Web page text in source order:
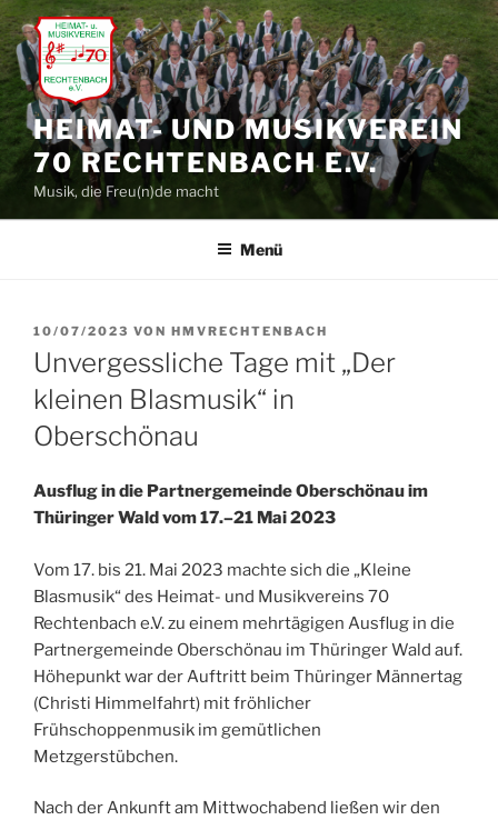
Zum
Inhalt
springen
HEIMAT- UND MUSIKVEREIN
70 RECHTENBACH E.V.
Musik, die Freu(n)de macht
Menü
VERÖFFENTLICHT
AM
10/07/2023 VON HMVRECHTENBACH
Unvergessliche Tage mit „Der
kleinen Blasmusik“ in
Oberschönau
Ausflug in die Partnergemeinde Oberschönau im
Thüringer Wald vom 17.–21 Mai 2023
Vom 17. bis 21. Mai 2023 machte sich die „Kleine
Blasmusik“ des Heimat- und Musikvereins 70
Rechtenbach e.V. zu einem mehrtägigen Ausflug in die
Partnergemeinde Oberschönau im Thüringer Wald auf.
Höhepunkt war der Auftritt beim Thüringer Männertag
(Christi Himmelfahrt) mit fröhlicher
Frühschoppenmusik im gemütlichen
Metzgerstübchen.
Nach der Ankunft am Mittwochabend ließen wir den